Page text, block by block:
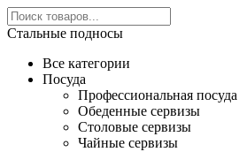
Стальные подносы
Все категории
Посуда
Профессиональная посуда
Обеденные сервизы
Столовые сервизы
Чайные сервизы